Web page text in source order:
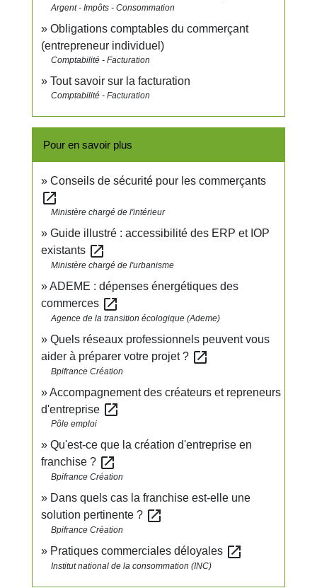
Argent - Impôts - Consommation
Obligations comptables du commerçant
(entrepreneur individuel)
Comptabilité - Facturation
Tout savoir sur la facturation
Comptabilité - Facturation
Pour en savoir plus
Conseils de sécurité pour les commerçants
open_in_new
Ministère chargé de l'intérieur
Guide illustré : accessibilité des ERP et IOP
existants open_in_new
Ministère chargé de l'urbanisme
ADEME : dépenses énergétiques des
commerces open_in_new
Agence de la transition écologique (Ademe)
Quels réseaux professionnels peuvent vous
aider à préparer votre projet ? open_in_new
Bpifrance Création
Accompagnement des créateurs et repreneurs
d'entreprise open_in_new
Pôle emploi
Qu'est-ce que la création d'entreprise en
franchise ? open_in_new
Bpifrance Création
Dans quels cas la franchise est-elle une
solution pertinente ? open_in_new
Bpifrance Création
Pratiques commerciales déloyales open_in_new
Institut national de la consommation (INC)